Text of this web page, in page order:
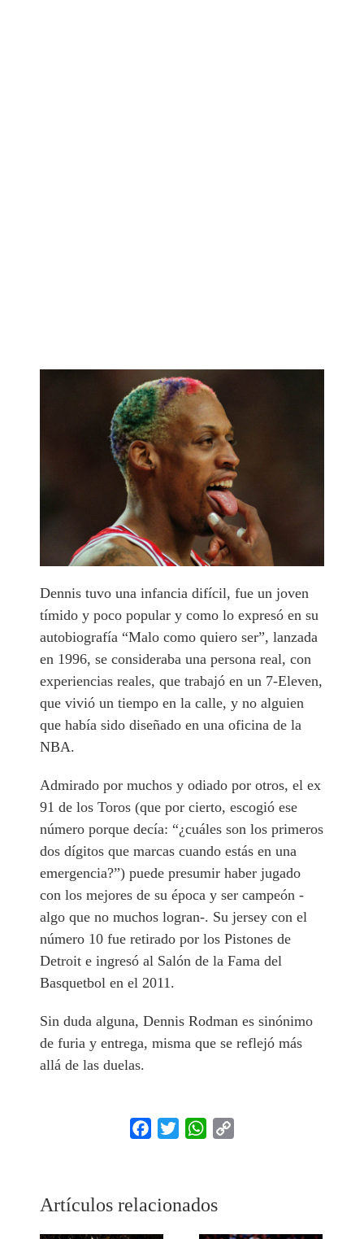
Dennis tuvo una infancia difícil, fue un joven
tímido y poco popular y como lo expresó en su
autobiografía “Malo como quiero ser”, lanzada
en 1996, se consideraba una persona real, con
experiencias reales, que trabajó en un 7-Eleven,
que vivió un tiempo en la calle, y no alguien
que había sido diseñado en una oficina de la
NBA.
Admirado por muchos y odiado por otros, el ex
91 de los Toros (que por cierto, escogió ese
número porque decía: “¿cuáles son los primeros
dos dígitos que marcas cuando estás en una
emergencia?”) puede presumir haber jugado
con los mejores de su época y ser campeón -
algo que no muchos logran-. Su jersey con el
número 10 fue retirado por los Pistones de
Detroit e ingresó al Salón de la Fama del
Basquetbol en el 2011.
Sin duda alguna, Dennis Rodman es sinónimo
de furia y entrega, misma que se reflejó más
allá de las duelas.
Facebook
Twitter WhatsApp
Artículos relacionados